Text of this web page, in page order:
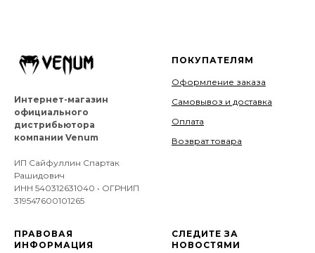
Интернет-магазин
официального
дистрибьютора
компании Venum
ИП Сайфуллин Спартак
Рашидович
ИНН 540312631040 • ОГРНИП
319547600101265
ПОКУПАТЕЛЯМ
Оформление заказа
Самовывоз и доставка
Оплата
Возврат товара
ПРАВОВАЯ
ИНФОРМАЦИЯ
СЛЕДИТЕ ЗА
НОВОСТЯМИ